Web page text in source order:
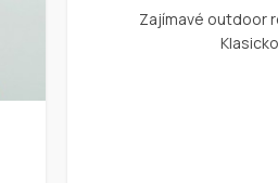
Zajímavé outdoor